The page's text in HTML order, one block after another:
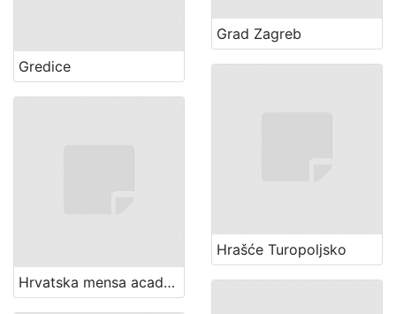
Grad Zagreb
Gredice
Hrašće Turopoljsko
Hrvatska mensa academica (Zagreb)